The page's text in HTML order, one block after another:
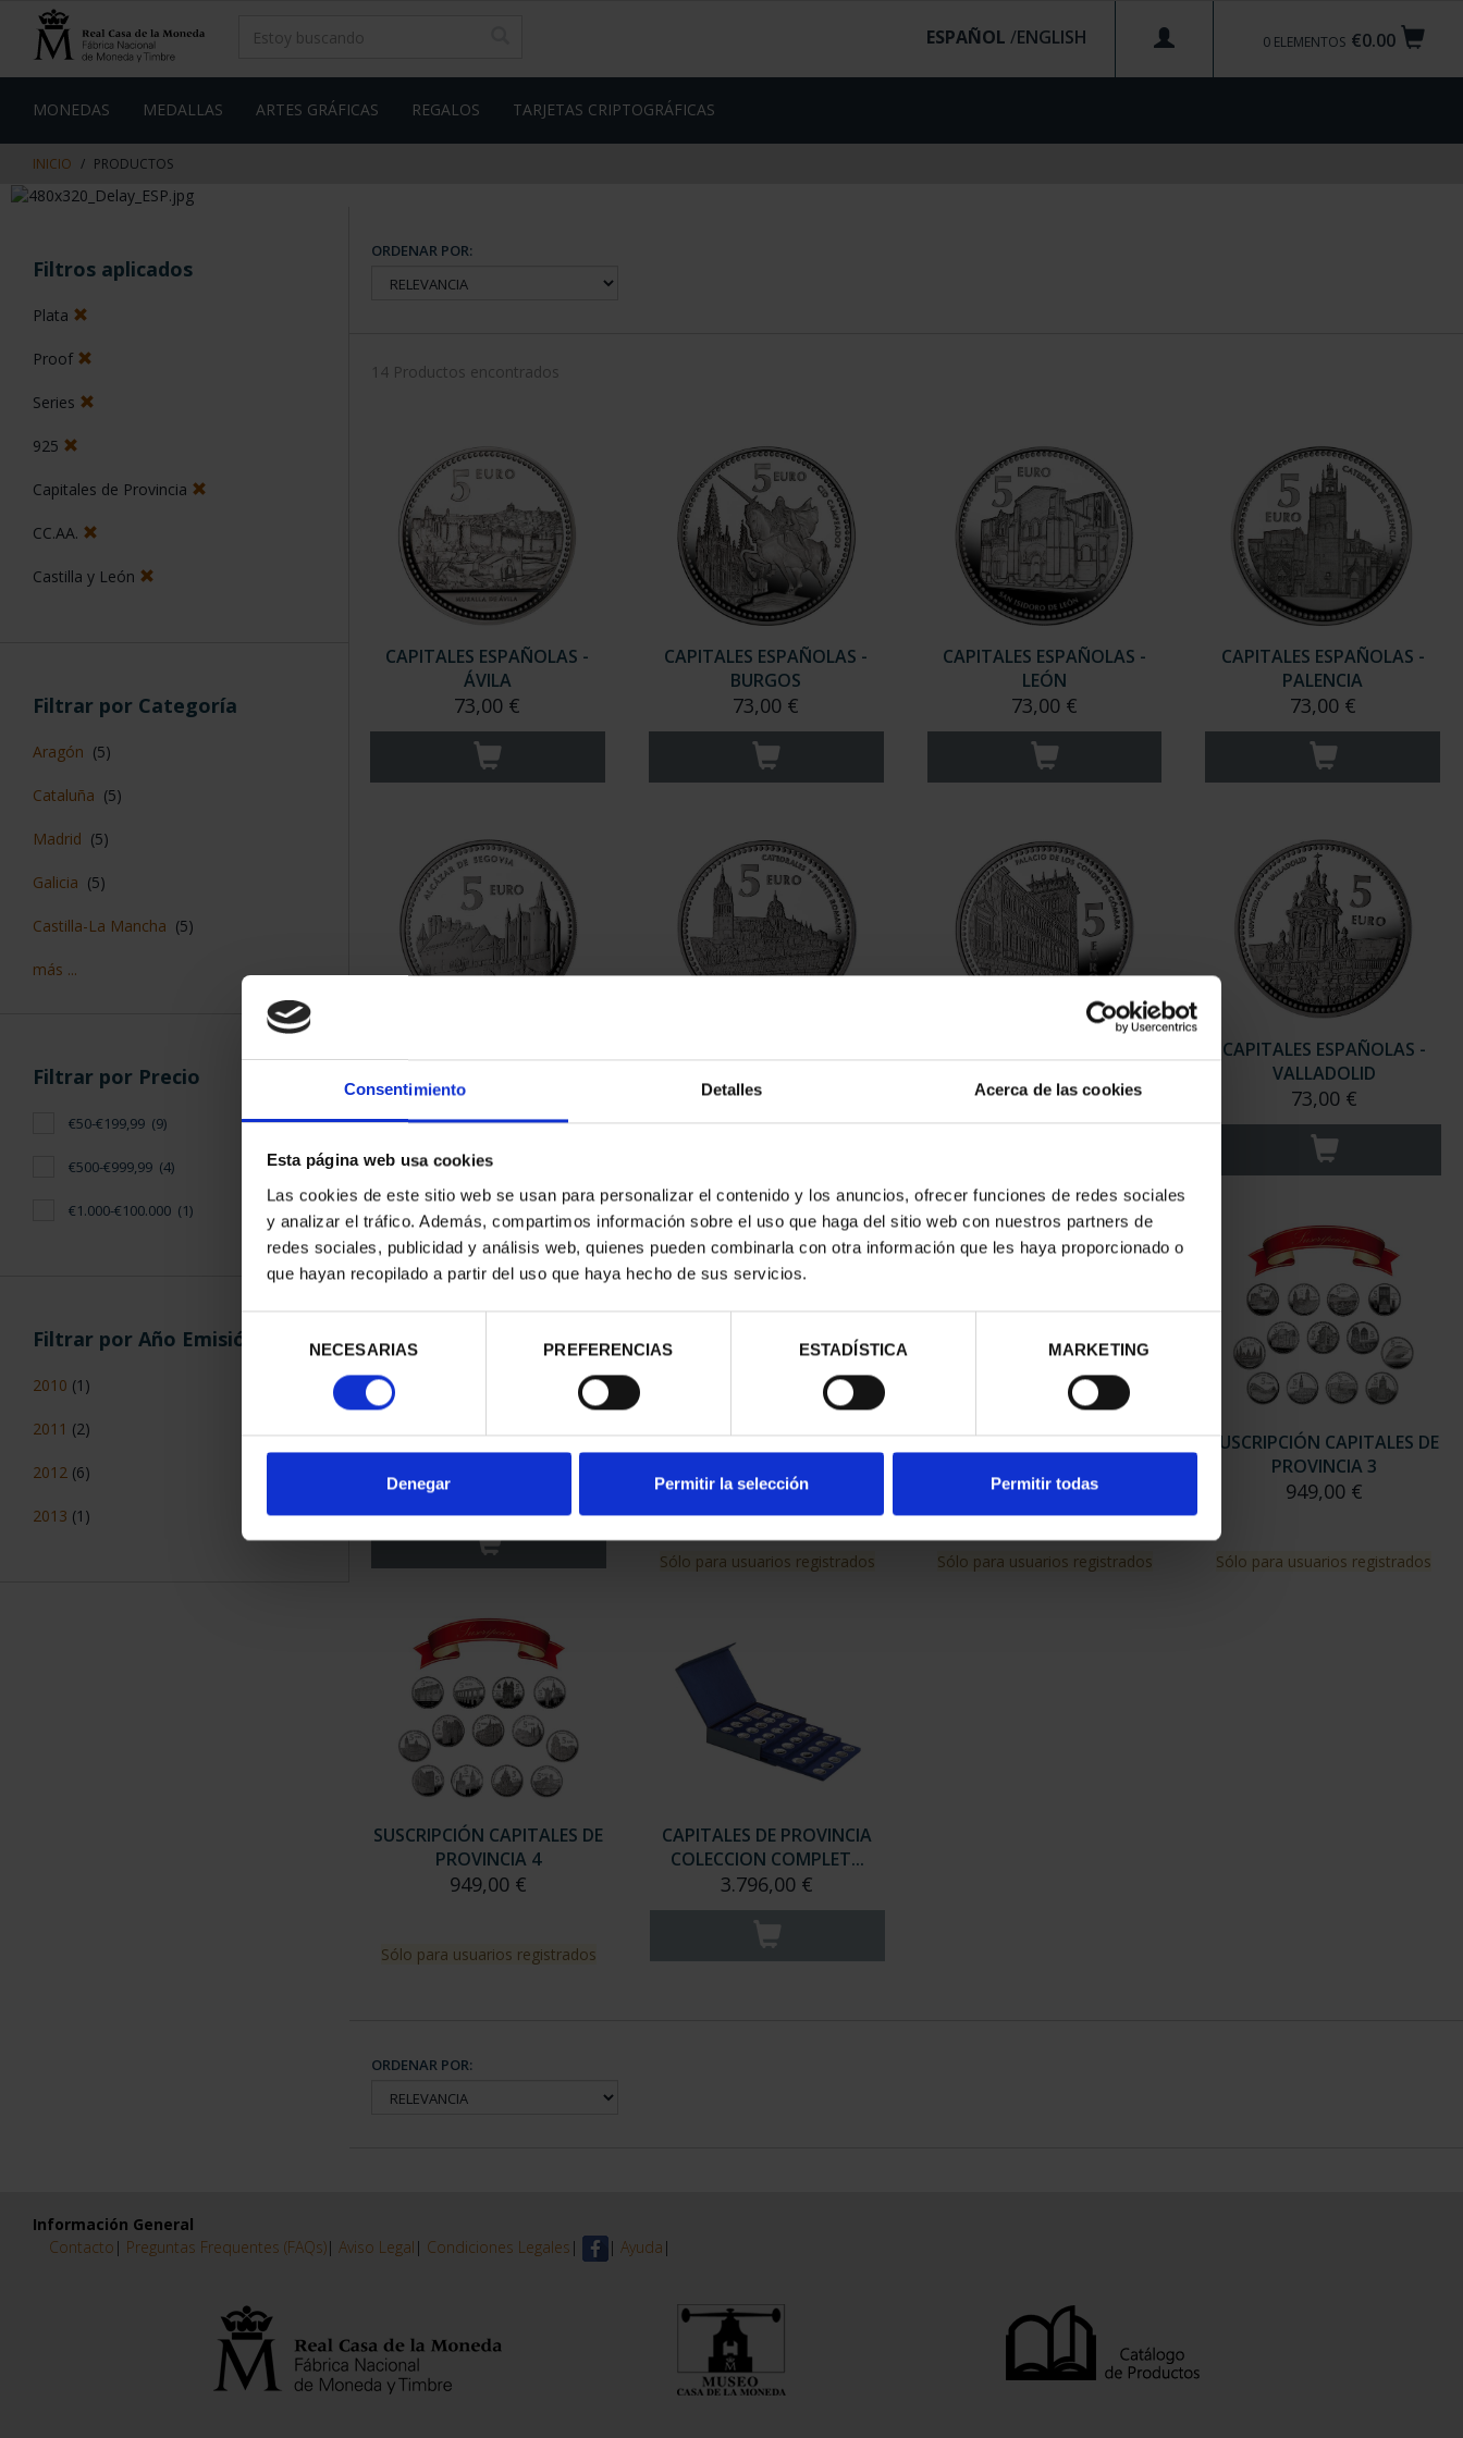
Consentimiento Detalles Acerca de las cookies
Esta página web usa cookies
Las cookies de este sitio web se usan para personalizar el contenido y los anuncios, ofrecer funciones de redes sociales
y analizar el tráfico. Además, compartimos información sobre el uso que haga del sitio web con nuestros partners de
redes sociales, publicidad y análisis web, quienes pueden combinarla con otra información que les haya proporcionado o
que hayan recopilado a partir del uso que haya hecho de sus servicios.
de
consentimiento
NECESARIAS PREFERENCIAS ESTADÍSTICA MARKETING
Denegar Permitir la selección Permitir todas
contenido
de
€0.00
0 ELEMENTOS
ESPAÑOL /
MONEDAS MEDALLAS ARTES GRÁFICAS REGALOS TARJETAS CRIPTOGRÁFICAS
INICIO PRODUCTOS
Filtros aplicados
Plata
Proof
Series
925
Capitales de Provincia
CC.AA.
Castilla y León
Filtrar por Categoría
Aragón (5)
Cataluña (5)
Madrid (5)
Galicia (5)
Castilla-La Mancha (5)
más ...
Filtrar por Precio
€50-€199,99 (9)
€500-€999,99 (4)
€1.000-€100.000 (1)
Filtrar por Año Emisión
2010 (1)
2011 (2)
2012 (6)
2013 (1)
ORDENAR POR:
14 Productos encontrados
CAPITALES ESPAÑOLAS -
ÁVILA
73,00 €
CAPITALES ESPAÑOLAS -
BURGOS
73,00 €
CAPITALES ESPAÑOLAS -
LEÓN
73,00 €
CAPITALES ESPAÑOLAS -
PALENCIA
73,00 €
73,00 € 73,00 € 73,00 €
CAPITALES ESPAÑOLAS -
VALLADOLID
73,00 €
CAPITALES ESPAÑOLAS -
SUSCRIPCIÓN CAPITALES DE
949,00 €
Sólo para usuarios registrados
SUSCRIPCIÓN CAPITALES DE
949,00 €
Sólo para usuarios registrados
SUSCRIPCIÓN CAPITALES DE
PROVINCIA 3
949,00 €
Sólo para usuarios registrados
SUSCRIPCIÓN CAPITALES DE
PROVINCIA 4
949,00 €
Sólo para usuarios registrados
CAPITALES DE PROVINCIA
COLECCION COMPLET...
3.796,00 €
ORDENAR POR:
Información General
Contacto | Preguntas Frequentes (FAQs)| Aviso Legal | Condiciones Legales | | Ayuda |